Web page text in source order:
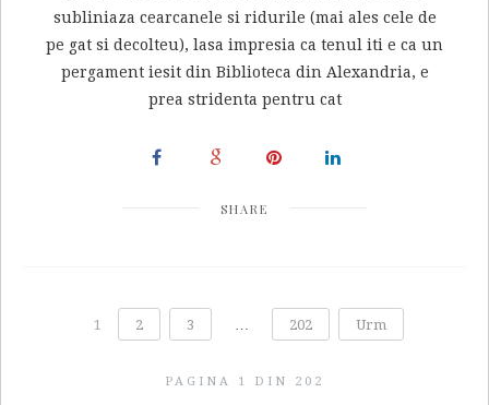
subliniaza cearcanele si ridurile (mai ales cele de
pe gat si decolteu), lasa impresia ca tenul iti e ca un
pergament iesit din Biblioteca din Alexandria, e
prea stridenta pentru cat
SHARE
1 2 3 202 Urm
PAGINA 1 DIN 202